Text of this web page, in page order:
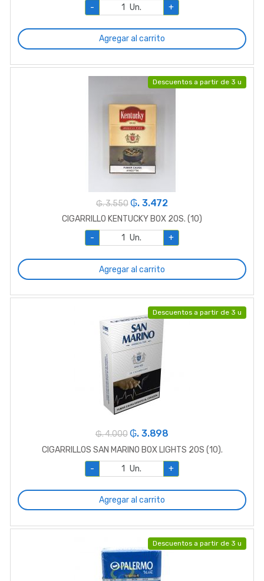
-
Un. +
Agregar al carrito
Descuentos a partir de 3 u
₲. 3.550 ₲. 3.472
CIGARRILLO KENTUCKY BOX 20S. (10)
-
Un. +
Agregar al carrito
Descuentos a partir de 3 u
₲. 4.000 ₲. 3.898
CIGARRILLOS SAN MARINO BOX LIGHTS 20S (10).
-
Un. +
Agregar al carrito
Descuentos a partir de 3 u